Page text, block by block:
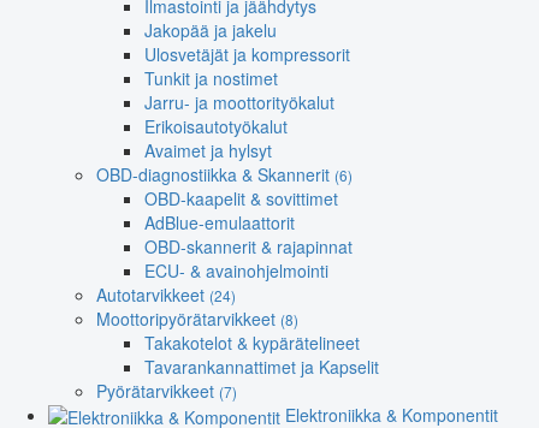
Ilmastointi ja jäähdytys
Jakopää ja jakelu
Ulosvetäjät ja kompressorit
Tunkit ja nostimet
Jarru- ja moottorityökalut
Erikoisautotyökalut
Avaimet ja hylsyt
OBD-diagnostiikka & Skannerit (6)
OBD-kaapelit & sovittimet
AdBlue-emulaattorit
OBD-skannerit & rajapinnat
ECU- & avainohjelmointi
Autotarvikkeet (24)
Moottoripyörätarvikkeet (8)
Takakotelot & kypärätelineet
Tavarankannattimet ja Kapselit
Pyörätarvikkeet (7)
Elektroniikka & Komponentit